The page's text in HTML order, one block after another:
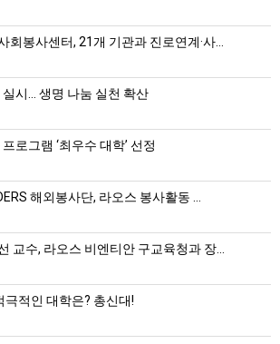
회봉사센터, 21개 기관과 진로연계·사…
시… 생명 나눔 실천 확산
로그램 ‘최우수 대학’ 선정
해외봉사단, 라오스 봉사활동 …
교수, 라오스 비엔티안 구교육청과 장…
극적인 대학은? 총신대!